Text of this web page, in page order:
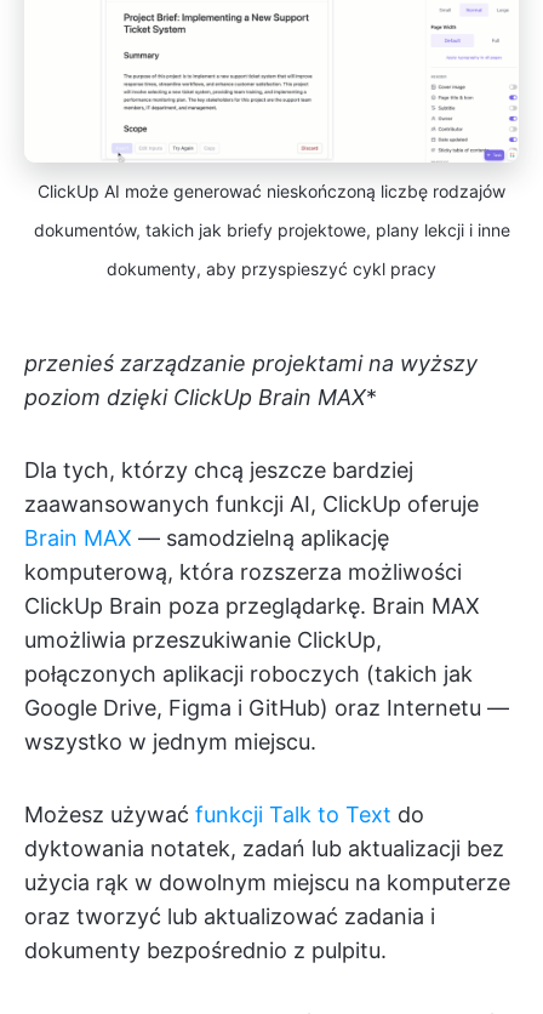
ClickUp AI może generować nieskończoną liczbę rodzajów
dokumentów, takich jak briefy projektowe, plany lekcji i inne
dokumenty, aby przyspieszyć cykl pracy
przenieś zarządzanie projektami na wyższy
poziom dzięki ClickUp Brain MAX*
Dla tych, którzy chcą jeszcze bardziej
zaawansowanych funkcji AI, ClickUp oferuje
Brain MAX — samodzielną aplikację
komputerową, która rozszerza możliwości
ClickUp Brain poza przeglądarkę. Brain MAX
umożliwia przeszukiwanie ClickUp,
połączonych aplikacji roboczych (takich jak
Google Drive, Figma i GitHub) oraz Internetu —
wszystko w jednym miejscu.
Możesz używać funkcji Talk to Text do
dyktowania notatek, zadań lub aktualizacji bez
użycia rąk w dowolnym miejscu na komputerze
oraz tworzyć lub aktualizować zadania i
dokumenty bezpośrednio z pulpitu.